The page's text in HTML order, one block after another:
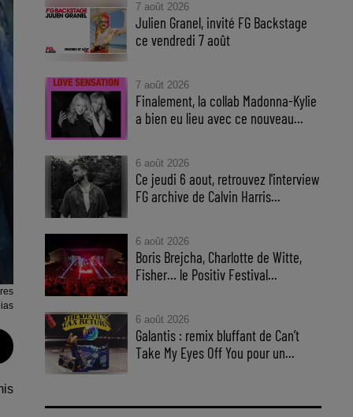
7 août 2026
Julien Granel, invité FG Backstage
ce vendredi 7 août
7 août 2026
Finalement, la collab Madonna-Kylie
a bien eu lieu avec ce nouveau...
6 août 2026
Ce jeudi 6 aout, retrouvez l'interview
FG archive de Calvin Harris...
6 août 2026
Boris Brejcha, Charlotte de Witte,
Fisher… le Positiv Festival...
6 août 2026
Galantis : remix bluffant de Can’t
Take My Eyes Off You pour un...